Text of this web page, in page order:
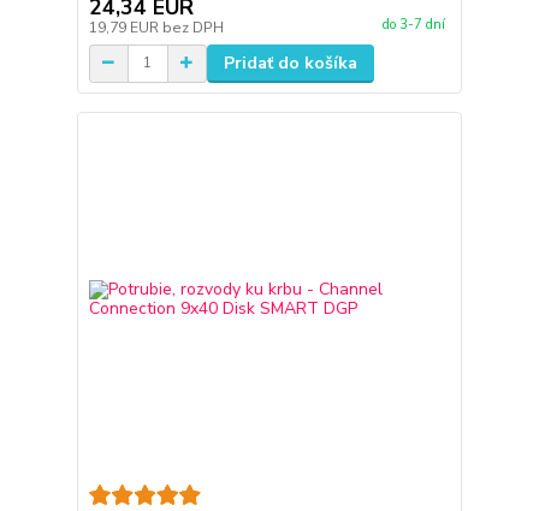
24,34 EUR
19,79 EUR bez DPH do 3-7 dní
Pridať do košíka